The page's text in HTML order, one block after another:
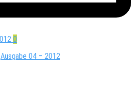
0
Ausgabe 04 – 2012